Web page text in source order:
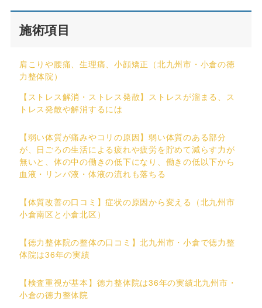
施術項目
肩こりや腰痛、生理痛、小顔矯正（北九州市・小倉の徳
力整体院）
【ストレス解消・ストレス発散】ストレスが溜まる、ス
トレス発散や解消するには
【弱い体質が痛みやコリの原因】弱い体質のある部分
が、日ごろの生活による疲れや疲労を貯めて減らす力が
無いと、体の中の働きの低下になり、働きの低以下から
血液・リンパ液・体液の流れも落ちる
【体質改善の口コミ】症状の原因から変える（北九州市
小倉南区と小倉北区）
【徳力整体院の整体の口コミ】北九州市・小倉で徳力整
体院は36年の実績
【検査重視が基本】徳力整体院は36年の実績北九州市・
小倉の徳力整体院